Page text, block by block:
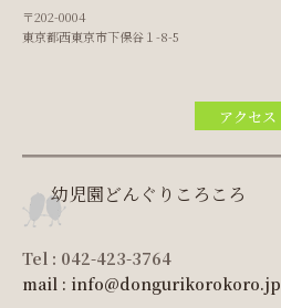
〒202-0004
東京都西東京市下保谷１-8-5
アクセス
幼児園どんぐりころころ
Tel : 042-423-3764
mail : info@dongurikorokoro.jp